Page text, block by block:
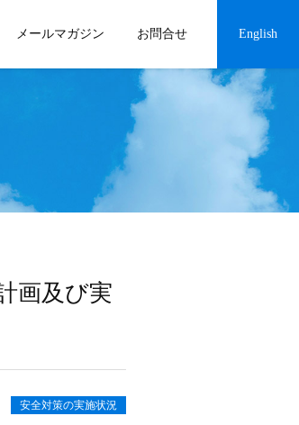
メールマガジン お問合せ English
画及び実
安全対策の実施状況